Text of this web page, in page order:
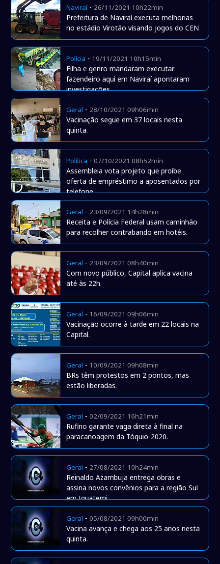
Naviraí- 26/11/2021 10h22min
Prefeitura de Naviraí executa melhorias
no estádio Virotão visando jogos do CEN
Polícia - 19/11/2021 10h15min
Filha e genro mandaram executar
fazendeiro aqui em Naviraí apontaram
investigações
Geral - 28/10/2021 09h06min
Vacinação segue em 37 locais nesta
quinta.
Política -07/10/2021 08h52min
Assembleia vota projeto que proíbe
oferta de empréstimo a aposentados por
telefone
Geral - 23/09/2021 14h28min
Receita e Polícia Federal usam caminhão
para recolher contrabando em hotéis.
Geral - 23/09/2021 08h40min
Com novo público, Capital aplica vacina
até às 22h.
Geral - 16/09/2021 09h06min
Vacinação ocorre à tarde em 22 locais na
Capital.
Geral - 10/09/2021 09h08min
BRs têm protestos em 2 pontos, mas
estão liberadas.
Geral -02/09/2021 16h21min
Rufino garante vaga direta à final na
paracanoagem da Tóquio-2020.
Geral - 27/08/2021 10h24min
Reinaldo Azambuja entrega obras e
assina novos convênios para a região Sul
em Iguatemi
Geral -05/08/2021 09h00min
Vacina avança e chega aos 25 anos nesta
quinta.